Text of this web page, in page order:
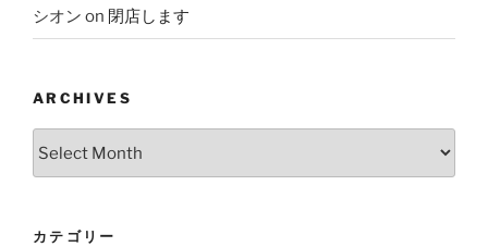
シオン on 閉店します
ARCHIVES
カテゴリー